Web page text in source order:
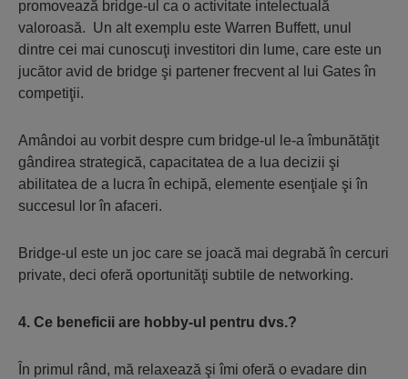
promovează bridge-ul ca o activitate intelectuală
valoroasă. Un alt exemplu este Warren Buffett, unul
dintre cei mai cunoscuţi investitori din lume, care este un
jucător avid de bridge şi partener frecvent al lui Gates în
competiţii.
Amândoi au vorbit despre cum bridge-ul le-a îmbunătăţit
gândirea strategică, capacitatea de a lua decizii şi
abilitatea de a lucra în echipă, elemente esenţiale şi în
succesul lor în afaceri.
Bridge-ul este un joc care se joacă mai degrabă în cercuri
private, deci oferă oportunităţi subtile de networking.
4. Ce beneficii are hobby-ul pentru dvs.?
În primul rând, mă relaxează şi îmi oferă o evadare din